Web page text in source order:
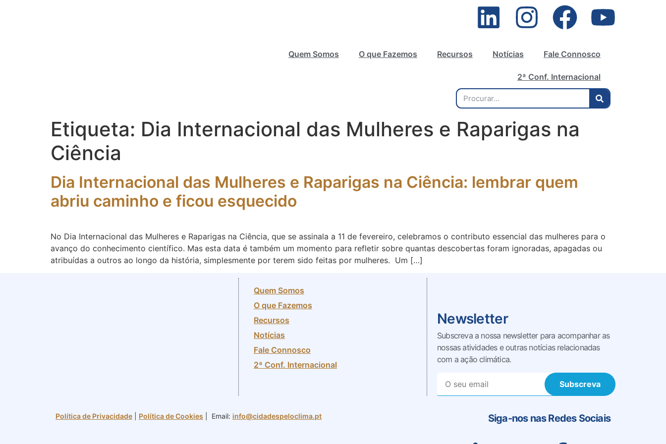
Quem Somos O que Fazemos Recursos Notícias Fale Connosco
2ª Conf. Internacional
Etiqueta: Dia Internacional das Mulheres e Raparigas na
Ciência
Dia Internacional das Mulheres e Raparigas na Ciência: lembrar quem
abriu caminho e ficou esquecido
No Dia Internacional das Mulheres e Raparigas na Ciência, que se assinala a 11 de fevereiro, celebramos o contributo essencial das mulheres para o
avanço do conhecimento científico. Mas esta data é também um momento para refletir sobre quantas descobertas foram ignoradas, apagadas ou
atribuídas a outros ao longo da história, simplesmente por terem sido feitas por mulheres. Um […]
Quem Somos
O que Fazemos
Recursos
Notícias
Fale Connosco
2ª Conf. Internacional
Newsletter
Subscreva a nossa newsletter para acompanhar as
nossas atividades e outras notícias relacionadas
com a ação climática.
Subscreva
Política de Privacidade Política de Cookies | Email: info@cidadespeloclima.pt Siga-nos nas Redes Sociais